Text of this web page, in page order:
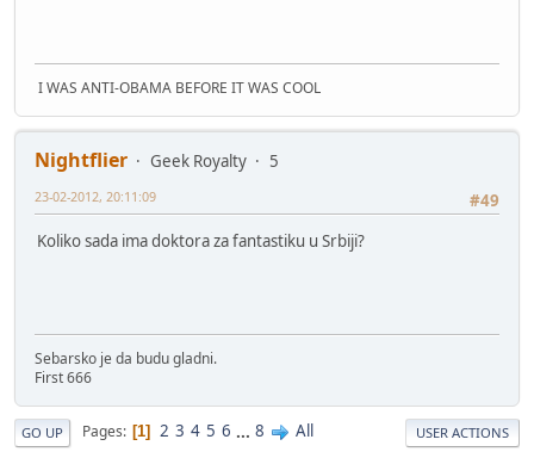
I WAS ANTI-OBAMA BEFORE IT WAS COOL
Nightflier Geek Royalty
5
#49
23-02-2012, 20:11:09
Koliko sada ima doktora za fantastiku u Srbiji?
Sebarsko je da budu gladni.
First 666
GO UP Pages 1 2 3 4 5 6 ... 8 All USER ACTIONS